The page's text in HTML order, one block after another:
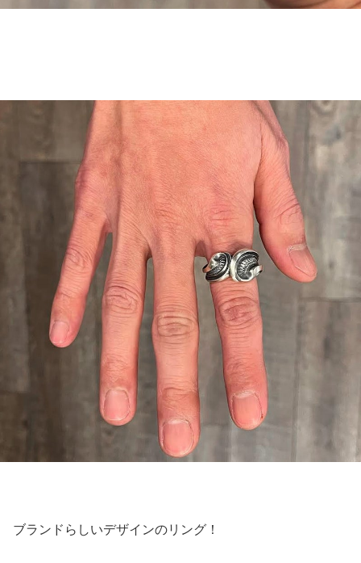
ブランドらしいデザインのリング！